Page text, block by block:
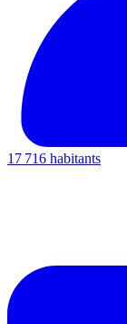
17 716 habitants